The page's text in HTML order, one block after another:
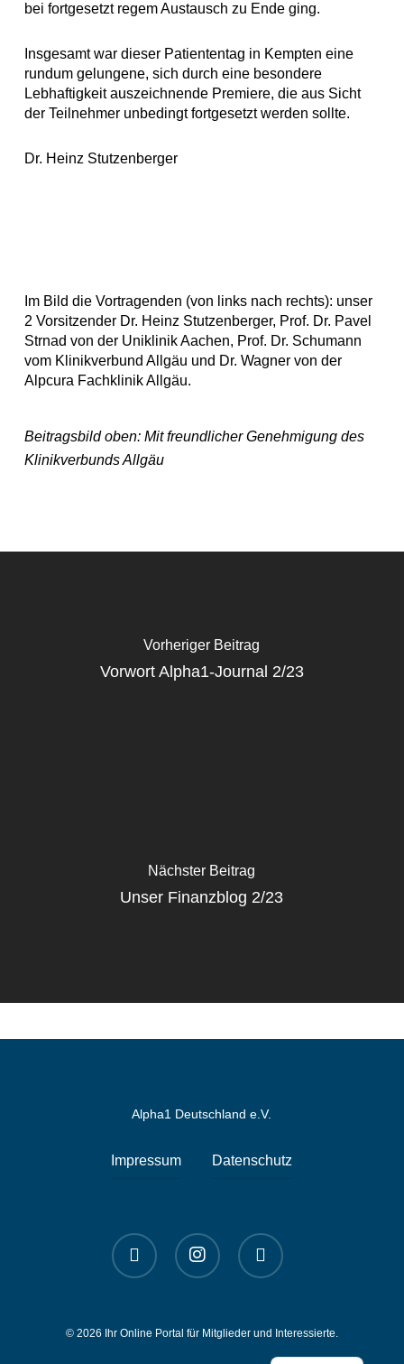
bei fortgesetzt regem Austausch zu Ende ging.
Insgesamt war dieser Patiententag in Kempten eine
rundum gelungene, sich durch eine besondere
Lebhaftigkeit auszeichnende Premiere, die aus Sicht
der Teilnehmer unbedingt fortgesetzt werden sollte.
Dr. Heinz Stutzenberger
Im Bild die Vortragenden (von links nach rechts): unser
2 Vorsitzender Dr. Heinz Stutzenberger, Prof. Dr. Pavel
Strnad von der Uniklinik Aachen, Prof. Dr. Schumann
vom Klinikverbund Allgäu und Dr. Wagner von der
Alpcura Fachklinik Allgäu.
Beitragsbild oben: Mit freundlicher Genehmigung des
Klinikverbunds Allgäu
Vorheriger Beitrag
Vorwort Alpha1-Journal 2/23
Nächster Beitrag
Unser Finanzblog 2/23
Alpha1 Deutschland e.V.
Impressum Datenschutz
linkedin instagram spotify
© 2026 Ihr Online Portal für Mitglieder und Interessierte.